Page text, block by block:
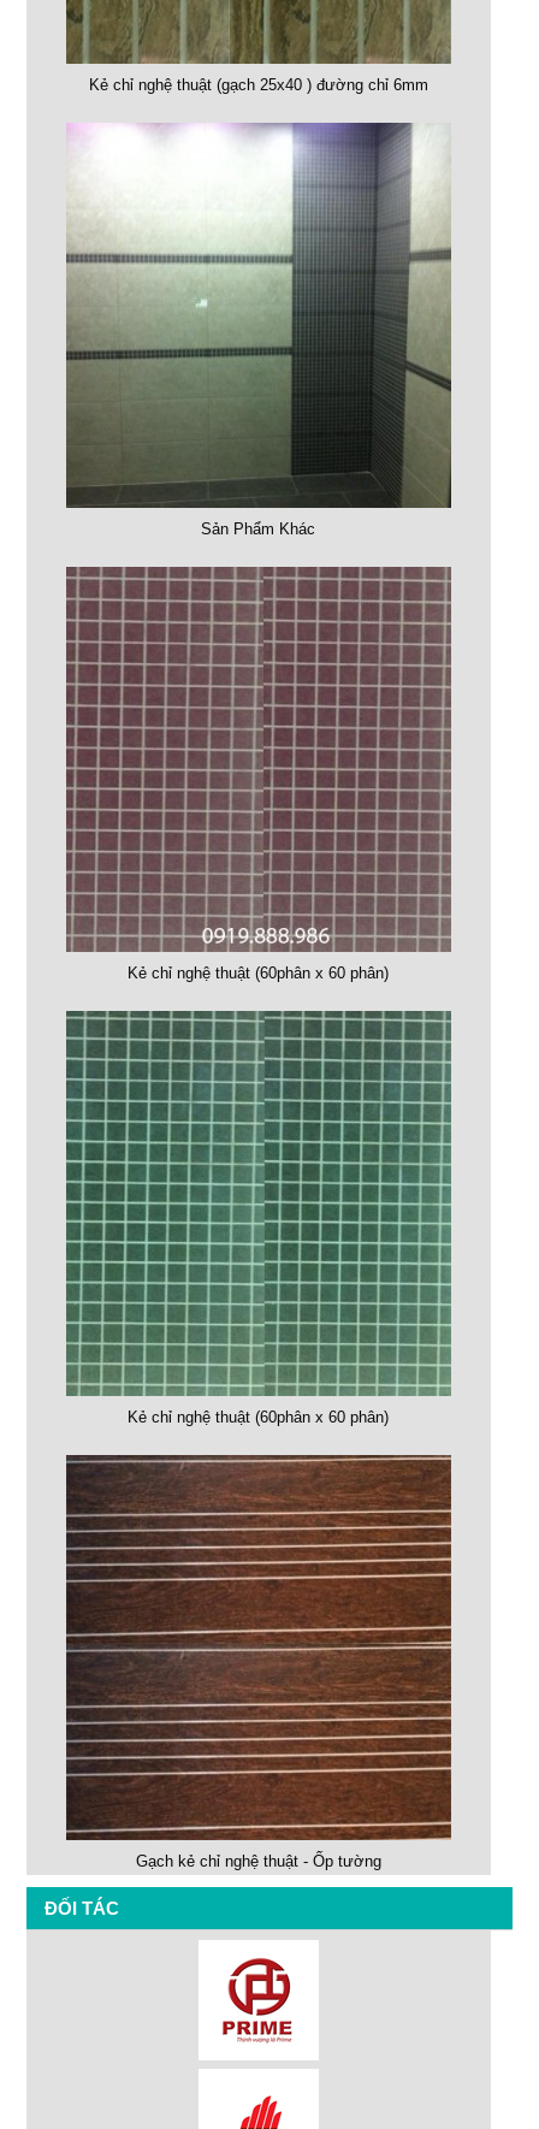
Kẻ chỉ nghệ thuật (gạch 25x40 ) đường chỉ 6mm
Sản Phẩm Khác
Kẻ chỉ nghệ thuật (60phân x 60 phân)
Kẻ chỉ nghệ thuật (60phân x 60 phân)
Gạch kẻ chỉ nghệ thuật - Ốp tường
ĐỐI TÁC